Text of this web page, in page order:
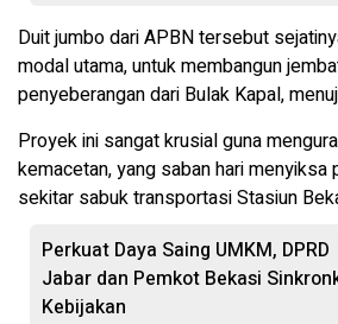
Duit jumbo dari APBN tersebut
modal utama, untuk membangun
penyeberangan dari Bulak Kapal,
Proyek ini sangat krusial guna
kemacetan, yang saban hari menyiksa
sekitar sabuk transportasi Stasiun
Perkuat Daya Saing UMKM, DPRD
Jabar dan Pemkot Bekasi
Kebijakan